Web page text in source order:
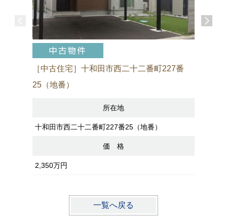
［中古住宅］十和田市西二十二番町227番
25（地番）
所在地
十和田市西二十二番町227番25（地番）
価 格
2,350万円
一覧へ戻る